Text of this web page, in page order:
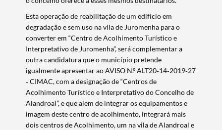
Esta operação de reabilitação de um edifício em
degradação e sem uso na vila de Juromenha para o
converter em “Centro de Acolhimento Turístico e
Interpretativo de Juromenha”, será complementar a
outra candidatura que o município pretende
igualmente apresentar ao AVISO N.º ALT20‐14‐2019‐27
‐ CIMAC, com a designação de “Centros de
Acolhimento Turístico e Interpretativo do Concelho de
Alandroal”, e que alem de integrar os equipamentos e
imagem deste centro de acolhimento, integrará mais
dois centros de Acolhimento, um na vila de Alandroal e